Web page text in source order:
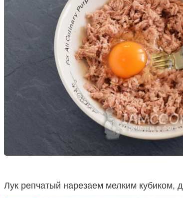
Лук репчатый нарезаем мелким кубиком,